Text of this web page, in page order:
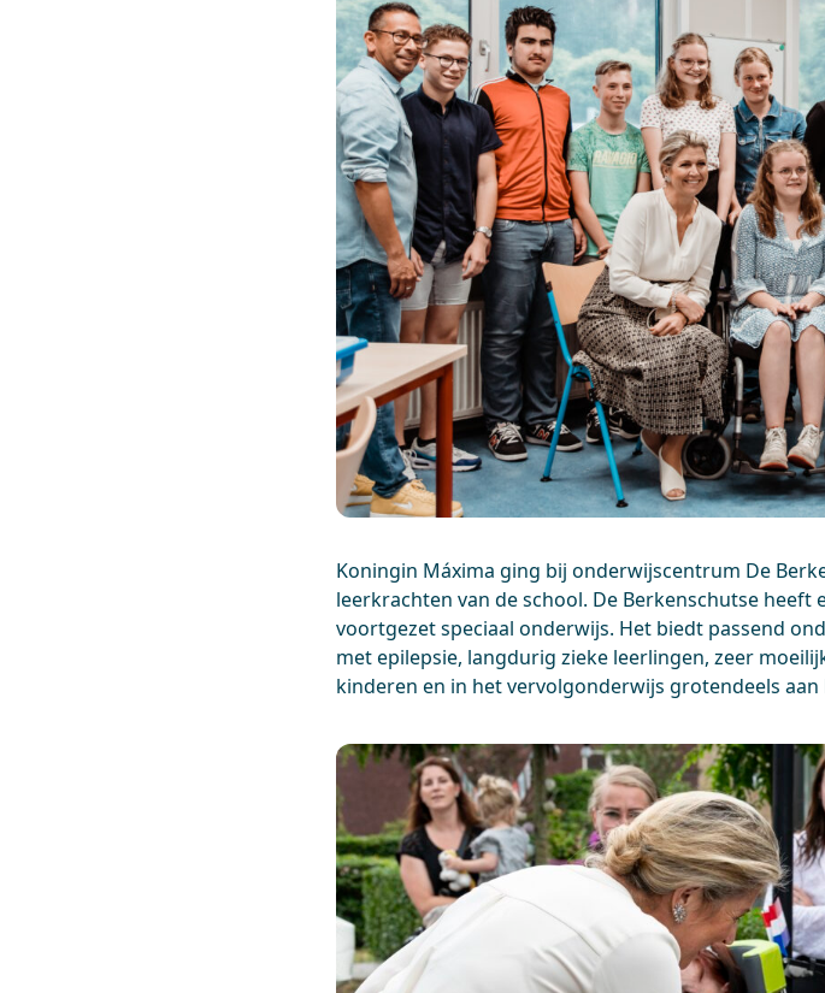
Koningin Máxima ging bij onderwijscentrum De
leerkrachten van de school. De Berkenschutse
voortgezet speciaal onderwijs. Het biedt passend
met epilepsie, langdurig zieke leerlingen, zeer
kinderen en in het vervolgonderwijs grotendeels